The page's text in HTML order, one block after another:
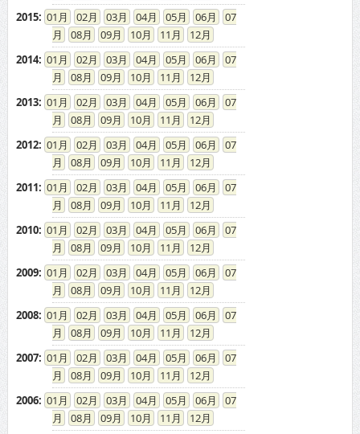
2015: 01 02 03 04 05 06
07
08
09 10 11
12
2014: 01 02 03 04 05 06
07
08
09 10 11
12
2013: 01 02 03 04 05 06
07
08
09 10 11
12
2012: 01 02 03 04 05 06
07
08
09 10 11
12
2011: 01 02 03 04 05 06
07
08
09 10 11
12
2010: 01 02 03 04 05 06
07
08
09 10 11
12
2009: 01 02 03 04 05 06
07
08
09 10 11
12
2008: 01 02 03 04 05 06
07
08
09 10 11
12
2007: 01 02 03 04 05 06
07
08
09 10 11
12
2006: 01 02 03 04 05 06
07
08
09 10 11
12